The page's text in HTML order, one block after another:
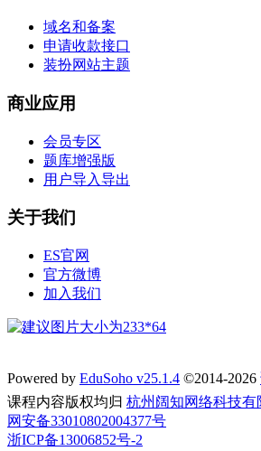
域名和备案
申请收款接口
装扮网站主题
商业应用
会员专区
题库增强版
用户导入导出
关于我们
ES官网
官方微博
加入我们
Powered by EduSoho v25.1.4 ©2014-2026
课程内容版权均归 杭州阔知网络科技有
网安备33010802004377号
浙ICP备13006852号-2